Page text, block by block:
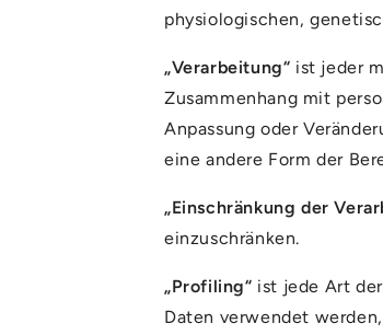
physiologischen,
„Verarbeitung“ ist jeder
Zusammenhang mit
Anpassung oder
eine andere Form der
„Einschränkung der
einzuschränken.
„Profiling“ ist jede Art
Daten verwendet